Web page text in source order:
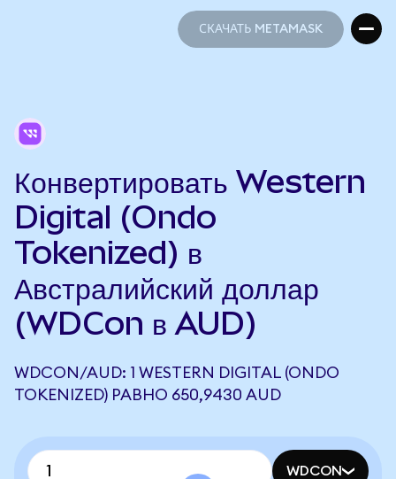
СКАЧАТЬ METAMASK
Конвертировать Western
Digital (Ondo
Tokenized) в
Австралийский доллар
(WDCon в AUD)
WDCON/AUD: 1 WESTERN DIGITAL (ONDO
TOKENIZED) РАВНО 650,9430 AUD
WDCON